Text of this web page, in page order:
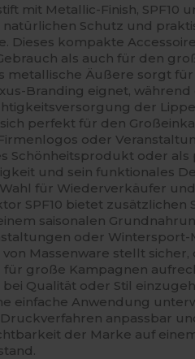
mit Metallic-Finish, SPF10
Schutz und
Dieses kompakte
als auch für den
metallische Äußere sorgt
Branding eignet,
der
perfekt für den
oder
Schönheitsprodukt oder als
und sein funktionales
für Wiederverkäufer
SPF10 bietet zusätzlichen
saisonalen
oder Wintersport-
Massenware stellt sicher,
für große Kampagnen
Qualität oder Stil
einfache Anwendung
anpassbar
der Marke auf